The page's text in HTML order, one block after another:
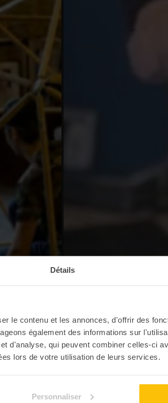
Détails
le contenu et les annonces, d'offrir des
également des informations sur
d'analyse, qui peuvent combiner celles-ci
lors de votre utilisation de leurs services.
Personnaliser